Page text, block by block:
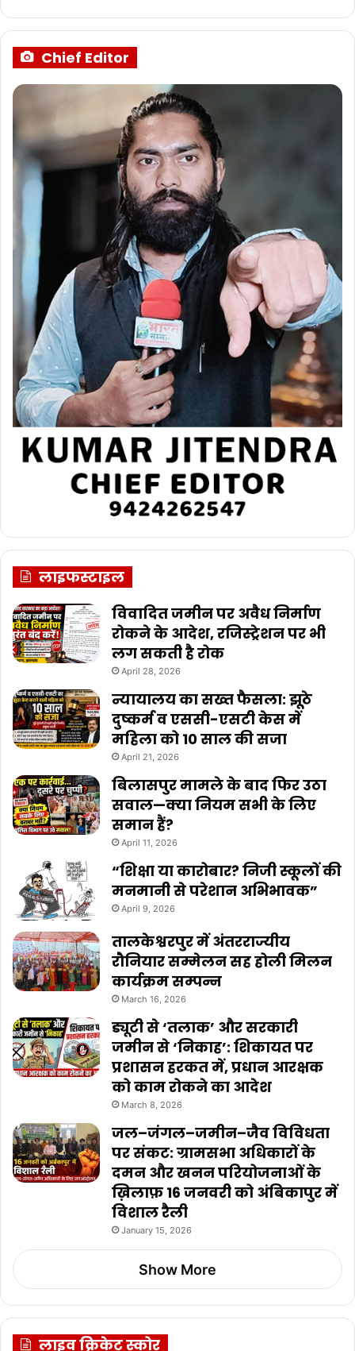
Chief Editor
लाइफस्टाइल
विवादित जमीन पर अवैध निर्माण
रोकने के आदेश, रजिस्ट्रेशन पर भी
लग सकती है रोक
April 28, 2026
न्यायालय का सख्त फैसला: झूठे
दुष्कर्म व एससी-एसटी केस में
महिला को 10 साल की सजा
April 21, 2026
बिलासपुर मामले के बाद फिर उठा
सवाल—क्या नियम सभी के लिए
समान हैं?
April 11, 2026
“शिक्षा या कारोबार? निजी स्कूलों की
मनमानी से परेशान अभिभावक”
April 9, 2026
तालकेश्वरपुर में अंतरराज्यीय
रौनियार सम्मेलन सह होली मिलन
कार्यक्रम सम्पन्न
March 16, 2026
ड्यूटी से ‘तलाक’ और सरकारी
जमीन से ‘निकाह’: शिकायत पर
प्रशासन हरकत में, प्रधान आरक्षक
को काम रोकने का आदेश
March 8, 2026
जल–जंगल–जमीन–जैव विविधता
पर संकट: ग्रामसभा अधिकारों के
दमन और खनन परियोजनाओं के
ख़िलाफ़ 16 जनवरी को अंबिकापुर में
विशाल रैली
January 15, 2026
Show More
लाइव क्रिकेट स्कोर